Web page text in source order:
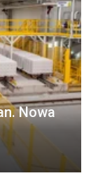
Nowa